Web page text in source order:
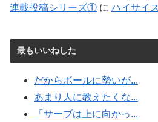
連載投稿シリーズ① に ハイサイ
最もいいねした
だからボールに勢いが...
あまり人に教えたくな...
「サーブは上に向かっ...